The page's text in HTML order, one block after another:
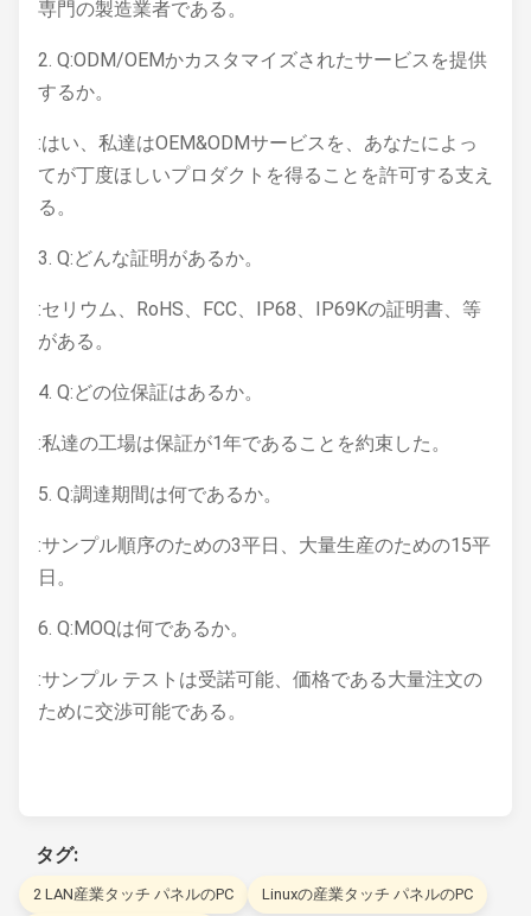
専門の製造業者である。
2. Q:ODM/OEMかカスタマイズされたサービスを提供
するか。
:はい、私達はOEM&ODMサービスを、あなたによっ
てが丁度ほしいプロダクトを得ることを許可する支え
る。
3. Q:どんな証明があるか。
:セリウム、RoHS、FCC、IP68、IP69Kの証明書、等
がある。
4. Q:どの位保証はあるか。
:私達の工場は保証が1年であることを約束した。
5. Q:調達期間は何であるか。
:サンプル順序のための3平日、大量生産のための15平
日。
6. Q:MOQは何であるか。
:サンプル テストは受諾可能、価格である大量注文の
ために交渉可能である。
タグ:
2 LAN産業タッチ パネルのPC Linuxの産業タッチ パネルのPC